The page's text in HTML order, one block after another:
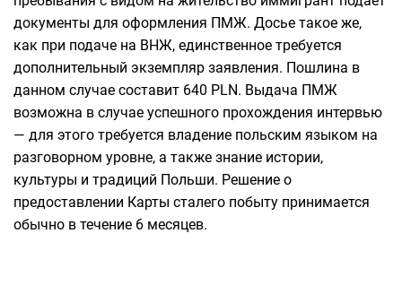
документы для оформления ПМЖ. Досье такое же,
как при подаче на ВНЖ, единственное требуется
дополнительный экземпляр заявления. Пошлина в
данном случае составит 640 PLN. Выдача ПМЖ
возможна в случае успешного прохождения интервью
— для этого требуется владение польским языком на
разговорном уровне, а также знание истории,
культуры и традиций Польши. Решение о
предоставлении Карты сталего побыту принимается
обычно в течение 6 месяцев.